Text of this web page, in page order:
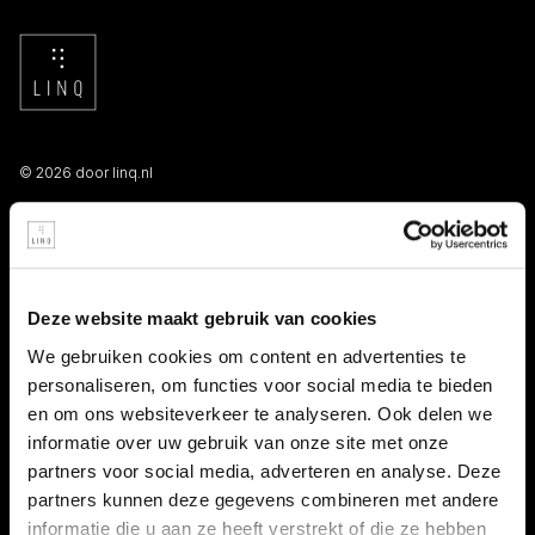
Deze website maakt gebruik van cookies
We gebruiken cookies om content en advertenties te
personaliseren, om functies voor social media te bieden
en om ons websiteverkeer te analyseren. Ook delen we
informatie over uw gebruik van onze site met onze
partners voor social media, adverteren en analyse. Deze
partners kunnen deze gegevens combineren met andere
informatie die u aan ze heeft verstrekt of die ze hebben
© 2026 door linq.nl
LINKS
Persooneelsgids uitzendkrachten
Antidiscriminatiebeleid
Klacht indienen